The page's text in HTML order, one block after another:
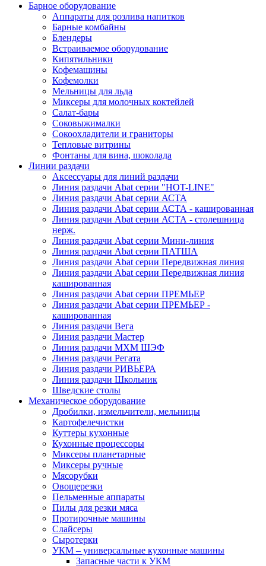
Барное оборудование
Аппараты для розлива напитков
Барные комбайны
Блендеры
Встраиваемое оборудование
Кипятильники
Кофемашины
Кофемолки
Мельницы для льда
Миксеры для молочных коктейлей
Салат-бары
Соковыжималки
Сокоохладители и граниторы
Тепловые витрины
Фонтаны для вина, шоколада
Линии раздачи
Аксессуары для линий раздачи
Линия раздачи Abat серии "HOT-LINE"
Линия раздачи Abat серии АСТА
Линия раздачи Abat серии АСТА - кашированная
Линия раздачи Abat серии АСТА - столешница
нерж.
Линия раздачи Abat серии Мини-линия
Линия раздачи Abat серии ПАТША
Линия раздачи Abat серии Передвижная линия
Линия раздачи Abat серии Передвижная линия
кашированная
Линия раздачи Abat серии ПРЕМЬЕР
Линия раздачи Abat серии ПРЕМЬЕР -
кашированная
Линия раздачи Вега
Линия раздачи Мастер
Линия раздачи МХМ ШЭФ
Линия раздачи Регата
Линия раздачи РИВЬЕРА
Линия раздачи Школьник
Шведские столы
Механическое оборудование
Дробилки, измельчители, мельницы
Картофелечистки
Куттеры кухонные
Кухонные процессоры
Миксеры планетарные
Миксеры ручные
Мясорубки
Овощерезки
Пельменные аппараты
Пилы для резки мяса
Протирочные машины
Слайсеры
Сыротерки
УКМ – универсальные кухонные машины
Запасные части к УКМ